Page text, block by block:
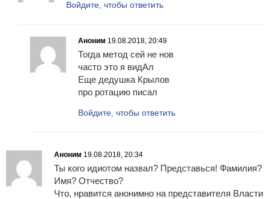
Войдите, чтобы ответить
Аноним 19.08.2018, 20:49
Тогда метод сей не нов
часто это я видАл
Еще дедушка Крылов
про ротацию писал
Войдите, чтобы ответить
Аноним 19.08.2018, 20:34
Ты кого идиотом назвал? Представься! Фамилия?
Имя? Отчество?
Что, нравится анонимно на представителя Власти